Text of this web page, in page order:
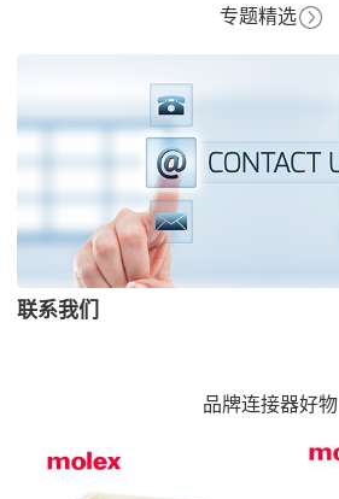
专题精选
联系我们
品牌连接器好物